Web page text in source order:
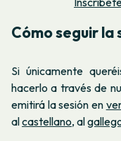
Cómo seguir la
Si únicamente
hacerlo a través de
emitirá la sesión en
alcastellano, al